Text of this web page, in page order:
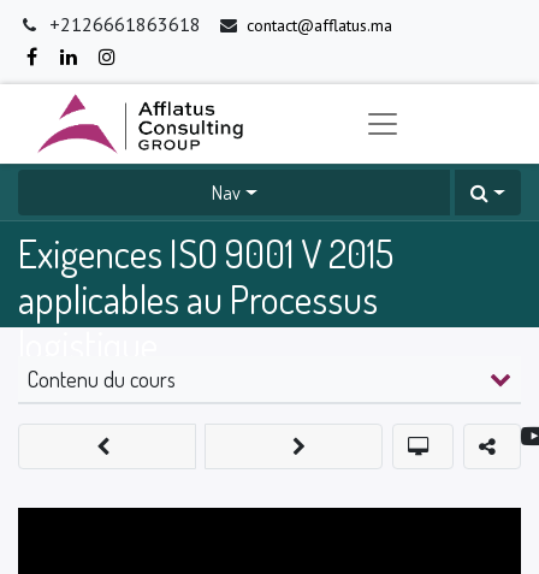
+2126661863618 contact@afflatus.ma
Nav
Exigences ISO 9001 V 2015
applicables au Processus
Contenu du cours